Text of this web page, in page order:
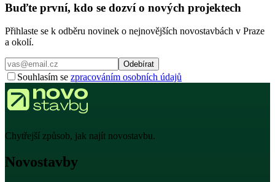
Buďte první, kdo se dozví o nových projektech
Přihlaste se k odběru novinek o nejnovějších novostavbách v Praze
a okolí.
Odebírat
Souhlasím se zpracováním osobních údajů
Chytřejší způsob, jak najít novostavbu.
Novostavby